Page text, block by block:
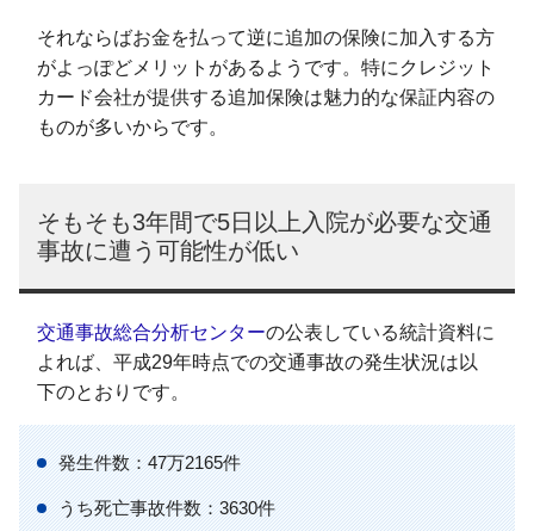
それならばお金を払って逆に追加の保険に加入する方
がよっぽどメリットがあるようです。特にクレジット
カード会社が提供する追加保険は魅力的な保証内容の
ものが多いからです。
そもそも3年間で5日以上入院が必要な交通
事故に遭う可能性が低い
交通事故総合分析センターの公表している統計資料に
よれば、平成29年時点での交通事故の発生状況は以
下のとおりです。
発生件数：47万2165件
うち死亡事故件数：3630件